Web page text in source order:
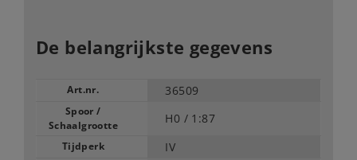
De belangrijkste gegevens
Art.nr. 36509
Spoor /
Schaalgrootte
H0 / 1:87
Tijdperk IV